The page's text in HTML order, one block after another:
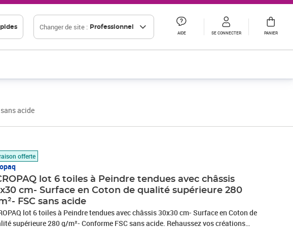
Changer de site : Professionnel
AIDE SE CONNECTER PANIER
acide
offerte
lot 6 toiles à Peindre tendues avec châssis
cm- Surface en Coton de qualité supérieure 280
FSC sans acide
lot 6 toiles à Peindre tendues avec châssis 30x30 cm- Surface en Coton de
supérieure 280 g/m²- Conforme FSC sans acide. Rehaussez vos créations
22,49 €
18,29€